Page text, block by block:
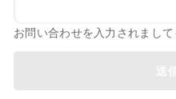
お問い合わせを入力されまし